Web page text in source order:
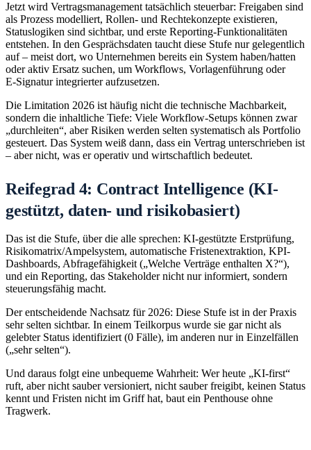
Jetzt wird Vertragsmanagement tatsächlich steuerbar: Freigaben sind
als Prozess modelliert, Rollen- und Rechtekonzepte existieren,
Statuslogiken sind sichtbar, und erste Reporting-Funktionalitäten
entstehen. In den Gesprächsdaten taucht diese Stufe nur gelegentlich
auf – meist dort, wo Unternehmen bereits ein System haben/hatten
oder aktiv Ersatz suchen, um Workflows, Vorlagenführung oder
E‑Signatur integrierter aufzusetzen.
Die Limitation 2026 ist häufig nicht die technische Machbarkeit,
sondern die inhaltliche Tiefe: Viele Workflow-Setups können zwar
„durchleiten“, aber Risiken werden selten systematisch als Portfolio
gesteuert. Das System weiß dann, dass ein Vertrag unterschrieben ist
– aber nicht, was er operativ und wirtschaftlich bedeutet.
Reifegrad 4: Contract Intelligence (KI-
gestützt, daten- und risikobasiert)
Das ist die Stufe, über die alle sprechen: KI-gestützte Erstprüfung,
Risikomatrix/Ampelsystem, automatische Fristenextraktion, KPI-
Dashboards, Abfragefähigkeit („Welche Verträge enthalten X?“),
und ein Reporting, das Stakeholder nicht nur informiert, sondern
steuerungsfähig macht.
Der entscheidende Nachsatz für 2026: Diese Stufe ist in der Praxis
sehr selten sichtbar. In einem Teilkorpus wurde sie gar nicht als
gelebter Status identifiziert (0 Fälle), im anderen nur in Einzelfällen
(„sehr selten“).
Und daraus folgt eine unbequeme Wahrheit: Wer heute „KI-first“
ruft, aber nicht sauber versioniert, nicht sauber freigibt, keinen Status
kennt und Fristen nicht im Griff hat, baut ein Penthouse ohne
Tragwerk.